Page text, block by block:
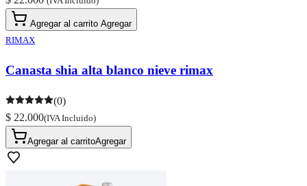
Agregar al carrito Agregar
RIMAX
Canasta shia alta blanco nieve rimax
(0)
$ 22.000(IVA Incluido)
Agregar al carritoAgregar